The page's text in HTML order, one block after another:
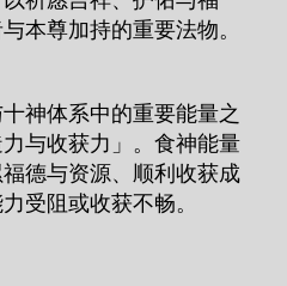
本尊加持的重要法物。
神体系中的重要能量之
与收获力」。食神能量
德与资源、顺利收获成
受阻或收获不畅。